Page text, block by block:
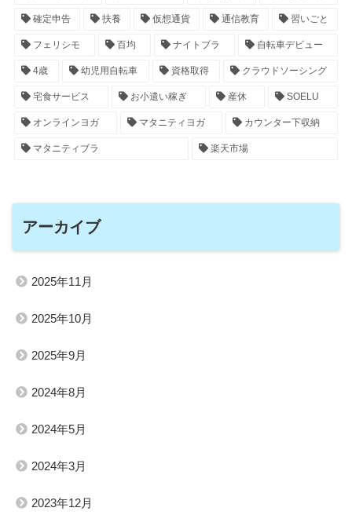
確定申告 扶養 仮想通貨 通信教育 習いごと
フェリシモ 百均 ナイトブラ 自転車デビュー
4歳 幼児用自転車 資格取得 クラウドソーシング
宅食サービス お小遣い稼ぎ 産休 SOELU
オンラインヨガ マタニティヨガ カウンター下収納
マタニティブラ 楽天市場
アーカイブ
2025年11月
2025年10月
2025年9月
2024年8月
2024年5月
2024年3月
2023年12月